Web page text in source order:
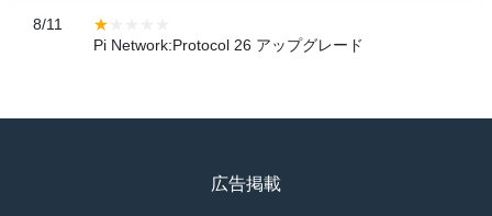
8/11
Pi Network:Protocol 26 アップグレード
広告掲載